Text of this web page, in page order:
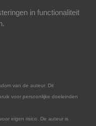
in functionaliteit
van de auteur. Dit
voor persoonlijke doeleinden
eigen risico. De auteur is